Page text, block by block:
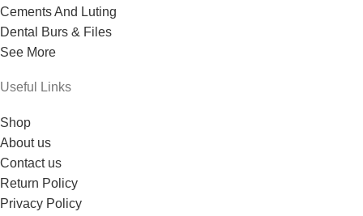
Cements And Luting
Dental Burs & Files
See More
Useful Links
Shop
About us
Contact us
Return Policy
Privacy Policy